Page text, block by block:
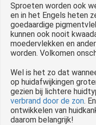
Sproeten worden ook
en in het Engels heten
goedaardige
kunnen ook nooit
moedervlekken en
worden. Volkomen
Wel is het zo dat
op huidafwijkingen
gezien bij lichtere
verbrand door de zon.
ontwikkelen van
daarom belangrijk!